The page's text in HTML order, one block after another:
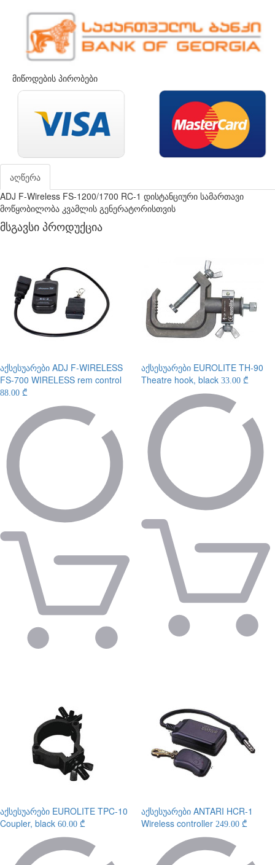
მიწოდების პირობები
აღწერა
ADJ F-Wireless FS-1200/1700 RC-1 დისტანციური სამართავი
მოწყობილობა კვამლის გენერატორისთვის
მსგავსი პროდუქცია
აქსესუარები ADJ F-WIRELESS
FS-700 WIRELESS rem control
88.00 ₾
აქსესუარები EUROLITE TH-90
Theatre hook, black 33.00 ₾
აქსესუარები EUROLITE TPC-10
Coupler, black 60.00 ₾
აქსესუარები ANTARI HCR-1
Wireless controller 249.00 ₾